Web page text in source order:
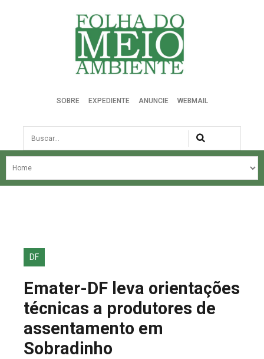
Folha do Meio Ambiente
SOBRE EXPEDIENTE ANUNCIE WEBMAIL
Busca
NOSSA HISTÓRIA
EDIÇÕES ANTERIORES
FALE CONOSCO
DF
Emater-DF leva orientações
técnicas a produtores de
assentamento em
Sobradinho